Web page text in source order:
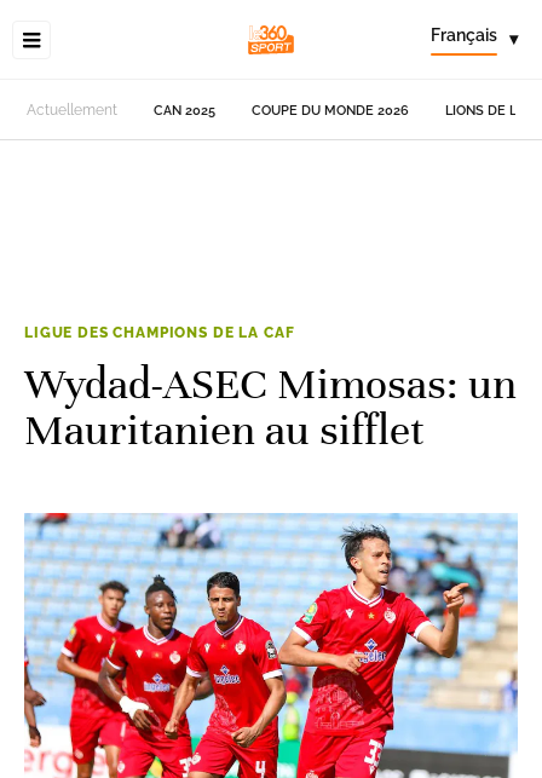
Français ▾
Actuellement CAN 2025 COUPE DU MONDE 2026 LIONS DE
LIGUE DES CHAMPIONS DE LA CAF
Wydad-ASEC Mimosas: un
Mauritanien au sifflet